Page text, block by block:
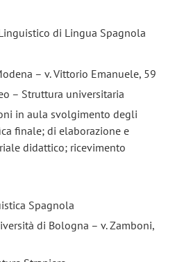
di Lingua Spagnola
– v. Vittorio Emanuele, 59
– Struttura universitaria
in aula svolgimento degli
finale; di elaborazione e
didattico; ricevimento
Spagnola
di Bologna – v. Zamboni,